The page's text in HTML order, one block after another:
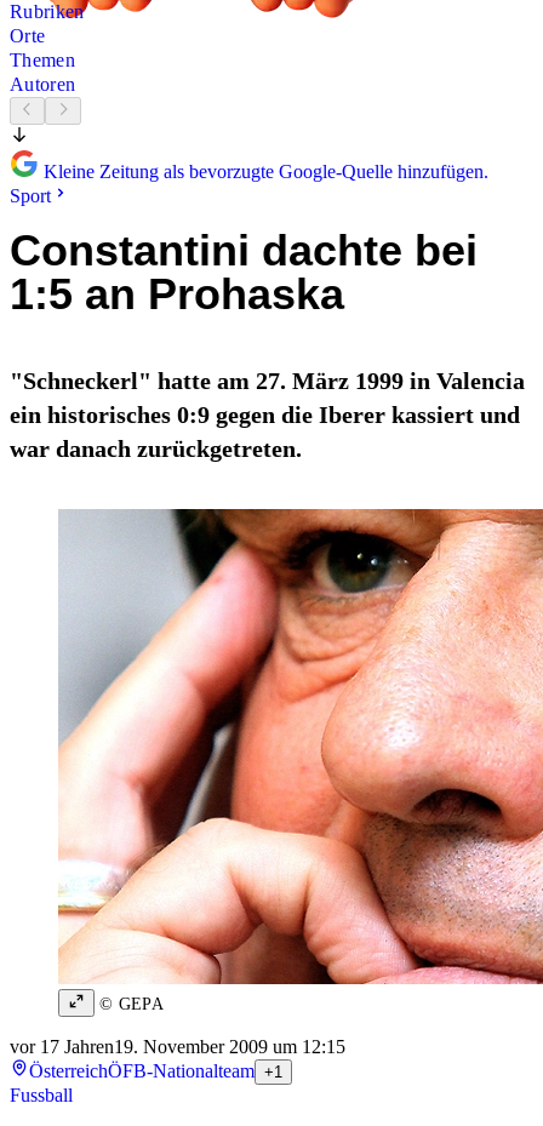
Rubriken
Orte
Themen
Autoren
Kleine Zeitung als bevorzugte Google-Quelle hinzufügen.
Sport
Constantini dachte bei
1:5 an Prohaska
"Schneckerl" hatte am 27. März 1999 in Valencia
ein historisches 0:9 gegen die Iberer kassiert und
war danach zurückgetreten.
© GEPA
vor 17 Jahren19. November 2009 um 12:15
ÖsterreichÖFB-Nationalteam +1
Fussball